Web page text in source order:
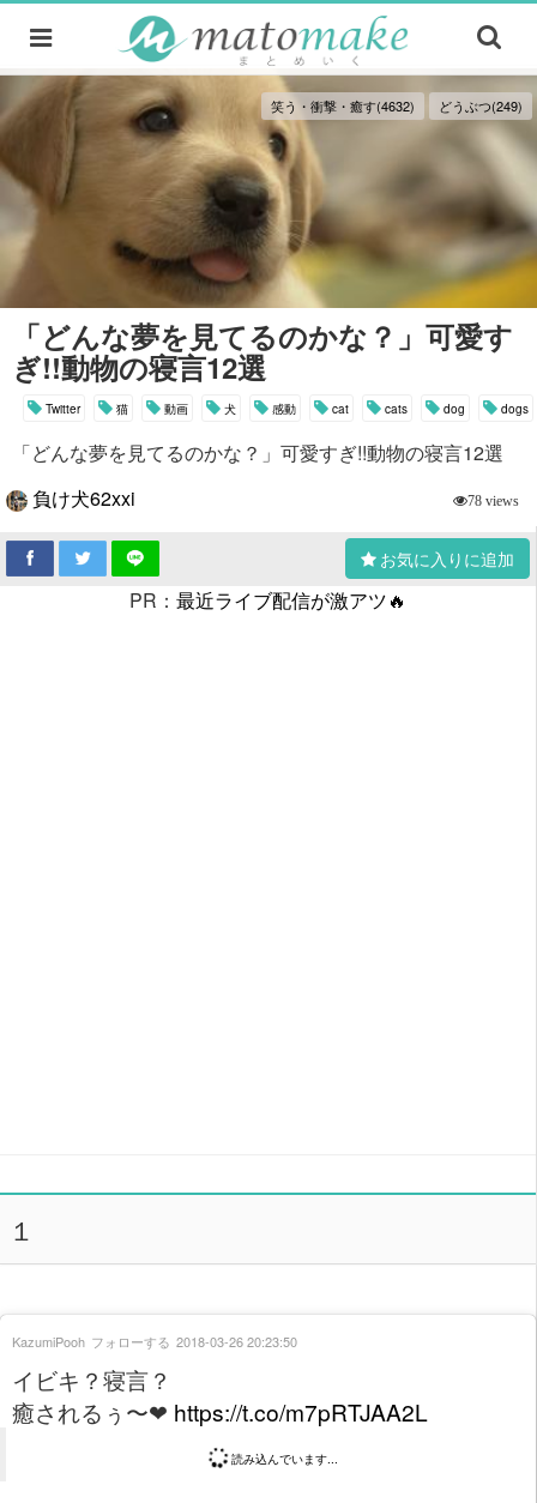
笑う・衝撃・癒す(4632) どうぶつ(249)
「どんな夢を見てるのかな？」可愛す
ぎ!!動物の寝言12選
Twitter 猫 動画 犬 感動 cat cats dog dogs
「どんな夢を見てるのかな？」可愛すぎ!!動物の寝言12選
負け犬62xxi
78 views
お気に入りに追加
PR： 最近ライブ配信が激アツ🔥
１
イビキ？寝言？
癒されるぅ〜❤ https://t.co/m7pRTJAA2L
読み込んでいます...
KazumiPooh フォローする 2018-03-26 20:23:50